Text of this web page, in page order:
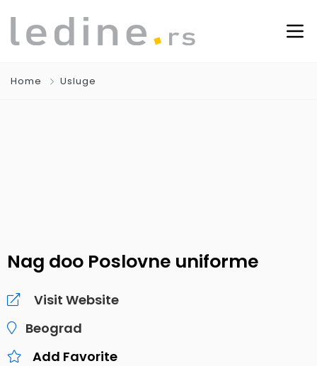
Home Usluge
Nag doo Poslovne uniforme
Visit Website
Beograd
Add Favorite